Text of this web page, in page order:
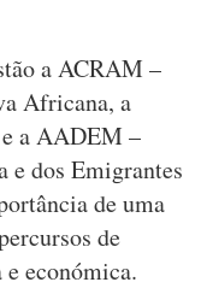
a ACRAM –
Africana, a
a AADEM –
e dos Emigrantes
de uma
de
económica.